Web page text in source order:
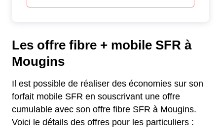
Les offre fibre + mobile SFR à
Mougins
Il est possible de réaliser des économies sur son
forfait mobile SFR en souscrivant une offre
cumulable avec son offre fibre SFR à Mougins.
Voici le détails des offres pour les particuliers :